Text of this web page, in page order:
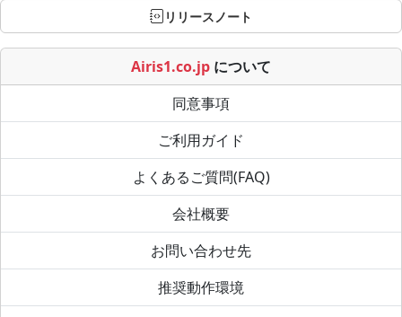
リリースノート
Airis1.co.jp について
同意事項
ご利用ガイド
よくあるご質問(FAQ)
会社概要
お問い合わせ先
推奨動作環境